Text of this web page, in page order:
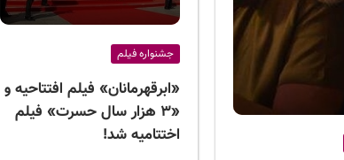
جشنواره فیلم
«ابرقهرمانان» فیلم افتتاحیه و
«۳‌ هزار سال حسرت» فیلم
اختتامیه شد!